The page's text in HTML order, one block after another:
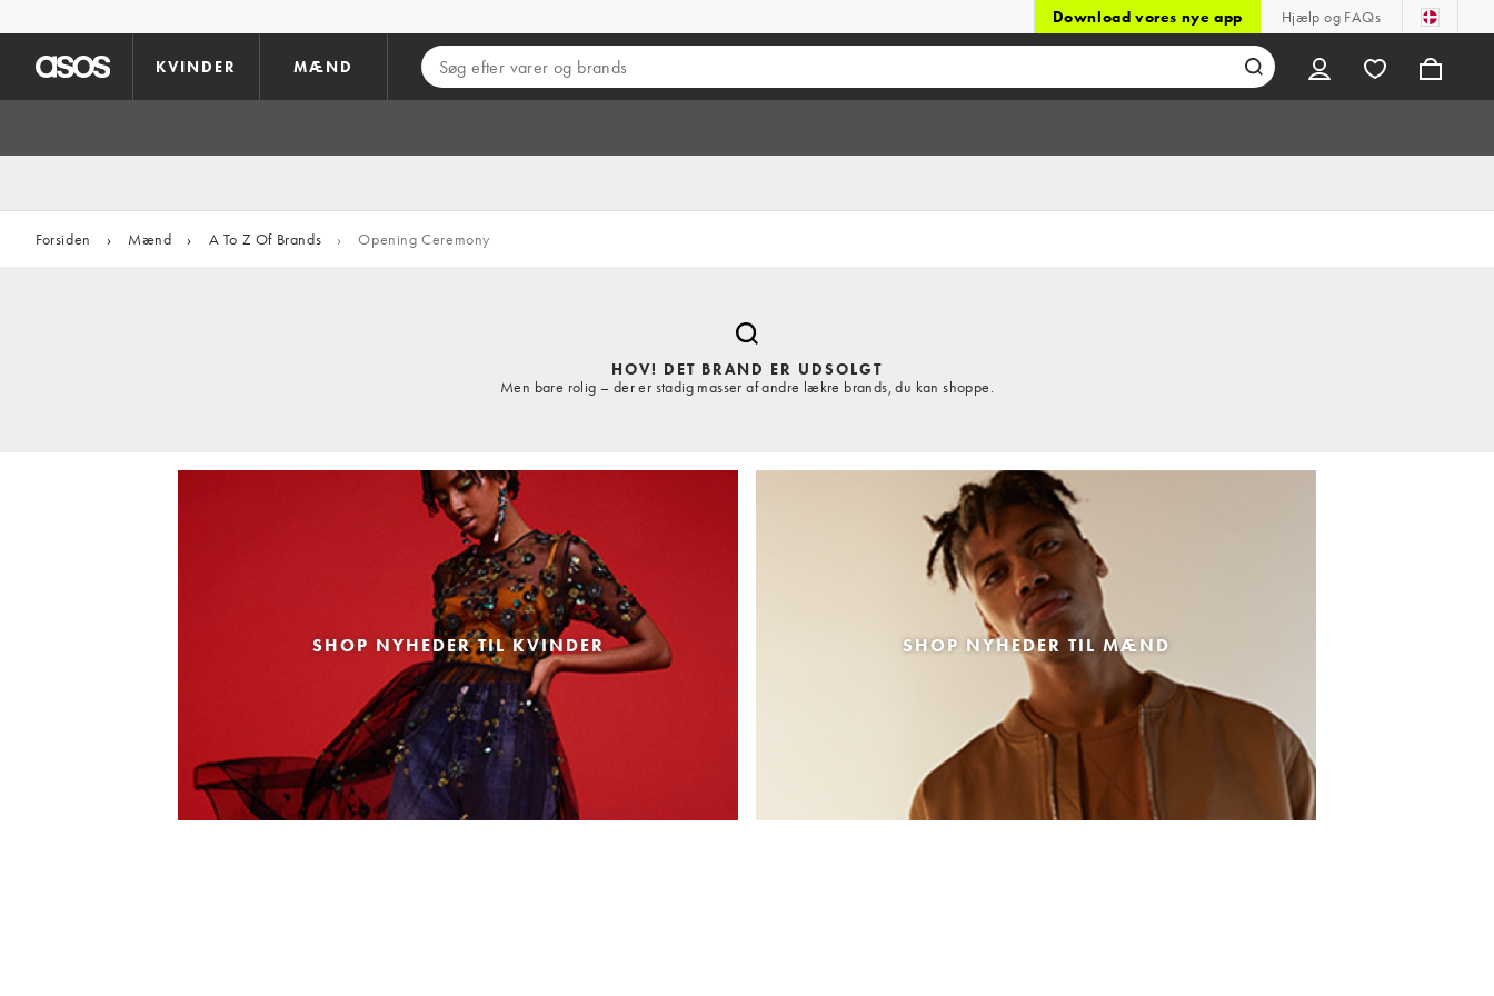
Download vores nye app Hjælp og FAQs
KVINDER MÆND
Forsiden › Mænd › A To Z Of Brands › Opening Ceremony
HOV! DET BRAND ER UDSOLGT
Men bare rolig – der er stadig masser af andre lækre brands, du kan shoppe.
SHOP NYHEDER TIL KVINDER SHOP NYHEDER TIL MÆND